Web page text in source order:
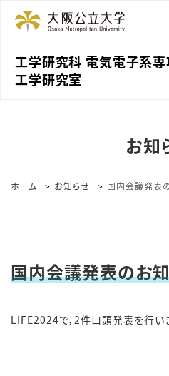
工学研究科 電気電子系専
工学研究室
お知
ホーム お知らせ 国内会議発表
国内会議発表のお
LIFE2024で，2件口頭発表を行い